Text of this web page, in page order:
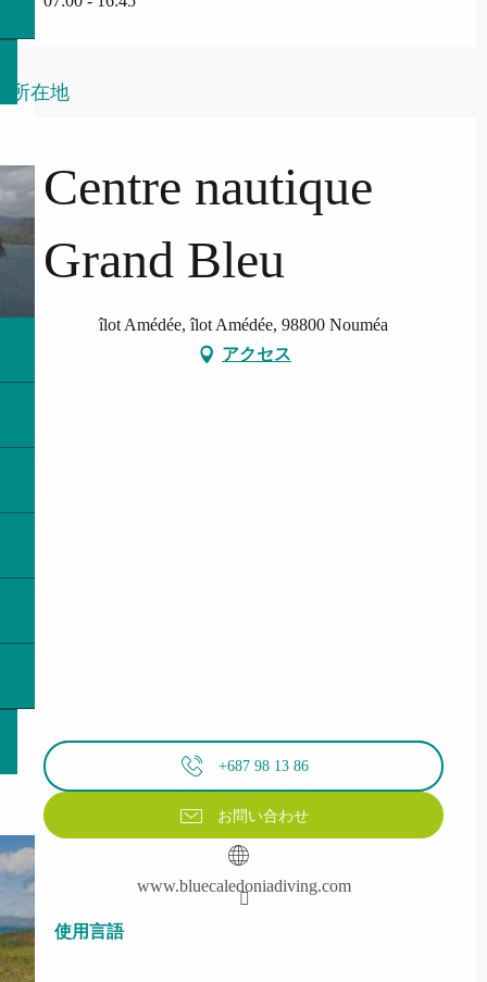
所在地
Centre nautique
Grand Bleu
îlot Amédée, îlot Amédée, 98800 Nouméa
アクセス
+687 98 13 86
お問い合わせ
www.bluecaledoniadiving.com
使用言語
使用言語